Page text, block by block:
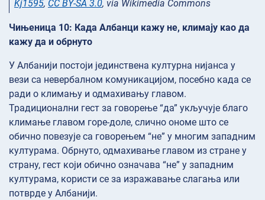
Kj1595, CC BY-SA 3.0, via Wikimedia Commons
Чињеница 10: Када Албанци кажу не, климају као да
кажу да и обрнуто
У Албанији постоји јединствена културна нијанса у
вези са невербалном комуникацијом, посебно када се
ради о климању и одмахивању главом.
Традиционални гест за говорење “да” укључује благо
климање главом горе-доле, слично ономе што се
обично повезује са говорењем “не” у многим западним
културама. Обрнуто, одмахивање главом из стране у
страну, гест који обично означава “не” у западним
културама, користи се за изражавање слагања или
потврде у Албанији.